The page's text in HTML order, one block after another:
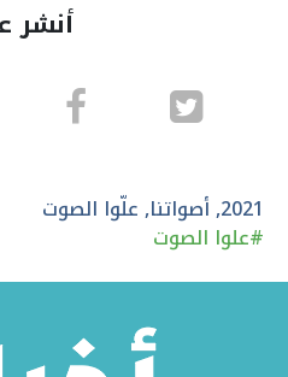
أنشر
انشر
تويتر 2021
,أصواتنا,علّوا الصوت
#علوا الصوت